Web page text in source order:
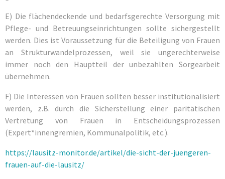
E) Die flächendeckende und bedarfsgerechte Versorgung mit
Pflege- und Betreuungseinrichtungen sollte sichergestellt
werden. Dies ist Voraussetzung für die Beteiligung von Frauen
an Strukturwandelprozessen, weil sie ungerechterweise
immer noch den Hauptteil der unbezahlten Sorgearbeit
übernehmen.
F) Die Interessen von Frauen sollten besser institutionalisiert
werden, z.B. durch die Sicherstellung einer paritätischen
Vertretung von Frauen in Entscheidungsprozessen
(Expert*innengremien, Kommunalpolitik, etc.).
https://lausitz-monitor.de/artikel/die-sicht-der-juengeren-
frauen-auf-die-lausitz/